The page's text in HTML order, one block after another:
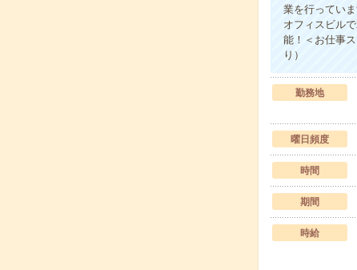
業を行ってい
オフィスビル
能！＜お仕事
り）
勤務地
曜日頻度
時間
期間
時給